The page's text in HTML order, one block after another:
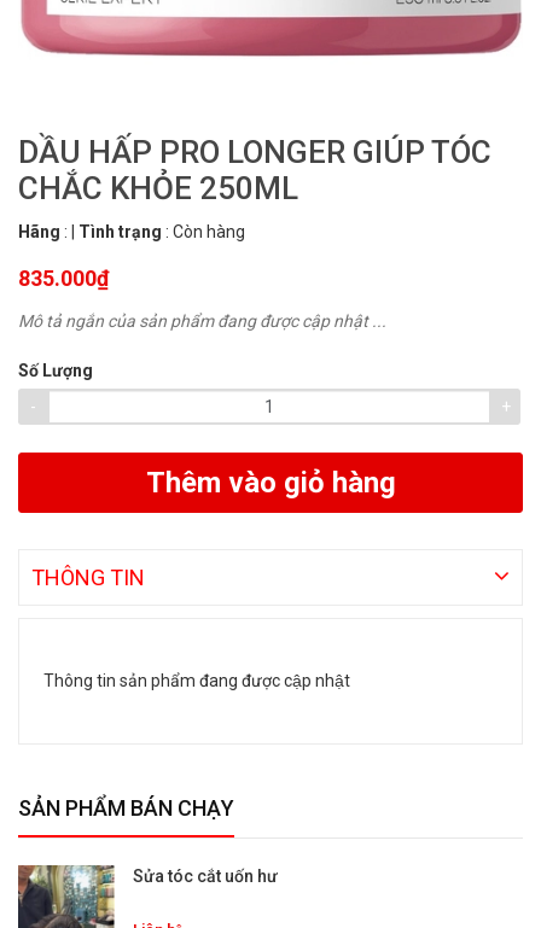
DẦU HẤP PRO LONGER GIÚP TÓC
CHẮC KHỎE 250ML
Hãng : Tình trạng : Còn hàng
835.000₫
Mô tả ngắn của sản phẩm đang được cập nhật ...
Số Lượng
-
+
Thêm vào giỏ hàng
THÔNG TIN
Thông tin sản phẩm đang được cập nhật
SẢN PHẨM BÁN CHẠY
Sửa tóc cắt uốn hư